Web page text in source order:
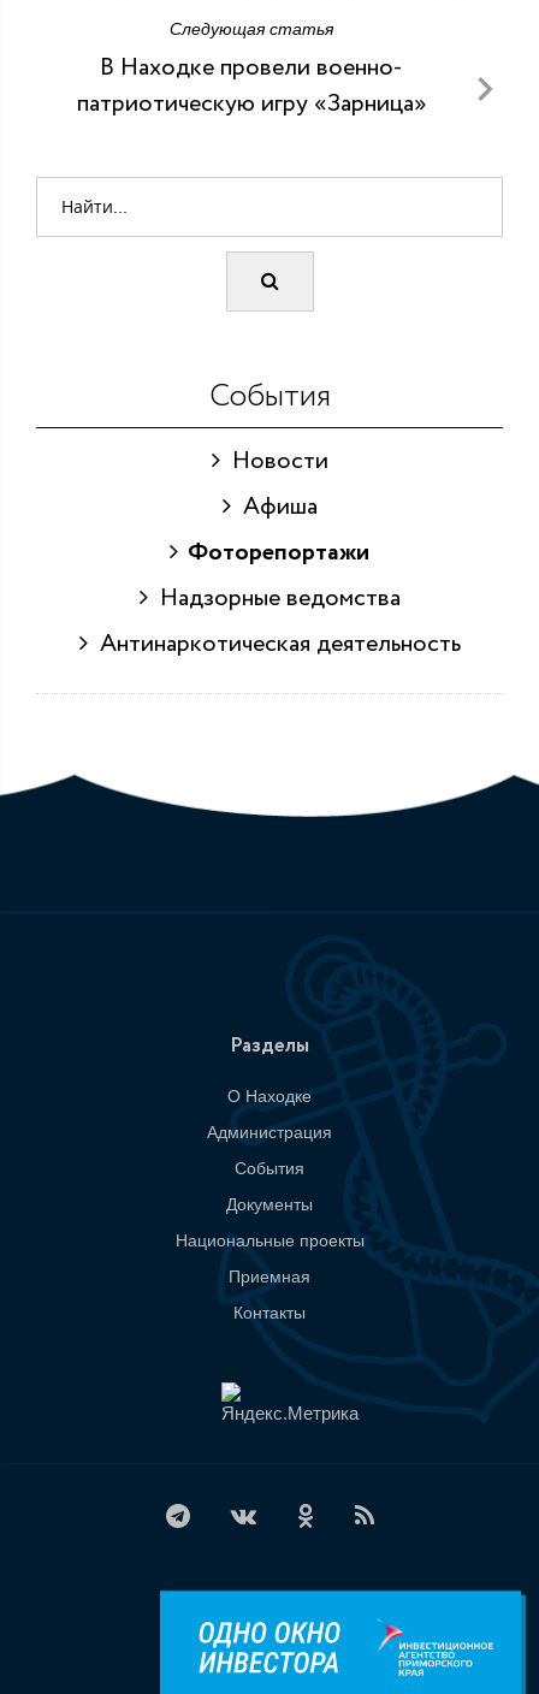
Следующая статья
В Находке провели военно-
патриотическую игру «Зарница»
События
Новости
Афиша
Фоторепортажи
Надзорные ведомства
Антинаркотическая деятельность
Разделы
О Находке
Администрация
События
Документы
Национальные проекты
Приемная
Контакты